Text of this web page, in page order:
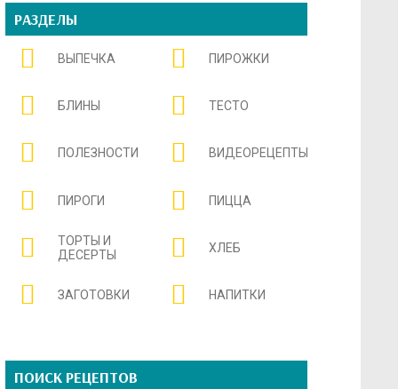
РАЗДЕЛЫ
ВЫПЕЧКА ПИРОЖКИ
БЛИНЫ ТЕСТО
ПОЛЕЗНОСТИ ВИДЕОРЕЦЕПТЫ
ПИРОГИ ПИЦЦА
ТОРТЫ И
ДЕСЕРТЫ
ХЛЕБ
ЗАГОТОВКИ НАПИТКИ
ПОИСК РЕЦЕПТОВ